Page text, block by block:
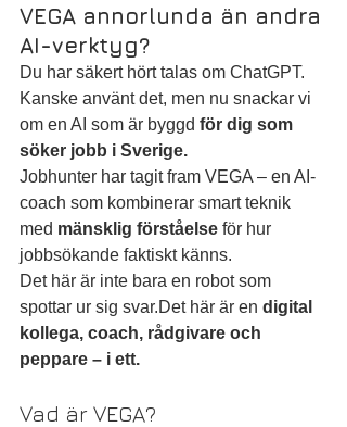
VEGA annorlunda än andra
AI-verktyg?
Du har säkert hört talas om ChatGPT.
Kanske använt det, men nu snackar vi
om en AI som är byggd för dig som
söker jobb i Sverige.
Jobhunter har tagit fram VEGA – en AI-
coach som kombinerar smart teknik
med mänsklig förståelse för hur
jobbsökande faktiskt känns.
Det här är inte bara en robot som
spottar ur sig svar.Det här är en digital
kollega, coach, rådgivare och
peppare – i ett.
Vad är VEGA?